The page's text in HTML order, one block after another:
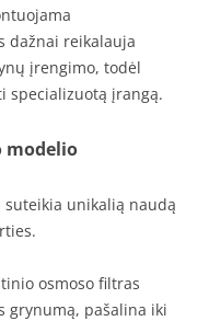
dažnai reikalauja
įrengimo, todėl
specializuotą įrangą.
modelio
unikalią naudą
osmoso filtras
grynumą, pašalina iki